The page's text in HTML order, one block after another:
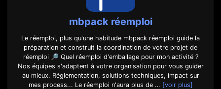
mbpack réemploi
Le réemploi, plus qu'une habitude mbpack réemploi guide la
préparation et construit la coordination de votre projet de
réemploi 🔎 Quel réemploi d'emballage pour mon activité ?
Nos équipes s'adaptent à votre organisation pour vous guider
au mieux. Réglementation, solutions techniques, impact sur
mes process... Le réemploi n'aura plus de … [voir plus]